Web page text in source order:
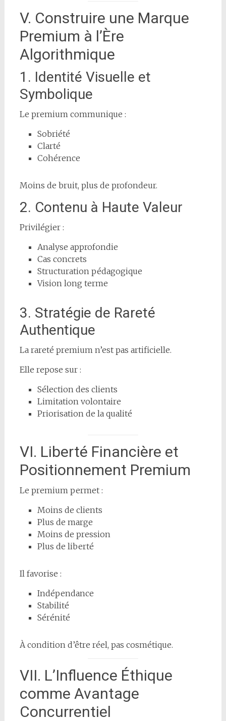
V. Construire une Marque
Premium à l’Ère
Algorithmique
1. Identité Visuelle et
Symbolique
Le premium communique :
Sobriété
Clarté
Cohérence
Moins de bruit, plus de profondeur.
2. Contenu à Haute Valeur
Privilégier :
Analyse approfondie
Cas concrets
Structuration pédagogique
Vision long terme
3. Stratégie de Rareté
Authentique
La rareté premium n’est pas artificielle.
Elle repose sur :
Sélection des clients
Limitation volontaire
Priorisation de la qualité
VI. Liberté Financière et
Positionnement Premium
Le premium permet :
Moins de clients
Plus de marge
Moins de pression
Plus de liberté
Il favorise :
Indépendance
Stabilité
Sérénité
À condition d’être réel, pas cosmétique.
VII. L’Influence Éthique
comme Avantage
Concurrentiel